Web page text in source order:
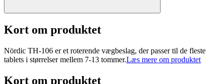
Kort om produktet
Nördic TH-106 er et roterende vægbeslag, der passer til de fleste
tablets i størrelser mellem 7-13 tommer.Læs mere om produktet
Kort om produktet